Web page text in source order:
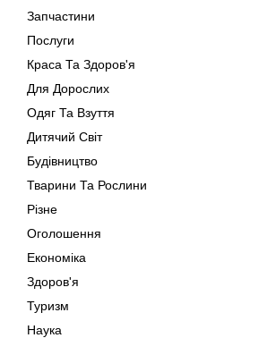
Запчастини
Послуги
Краса Та Здоров'я
Для Дорослих
Одяг Та Взуття
Дитячий Світ
Будівництво
Тварини Та Рослини
Різне
Оголошення
Економіка
Здоров'я
Туризм
Наука